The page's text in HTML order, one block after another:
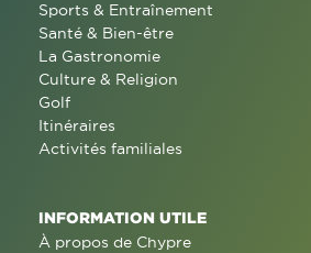
Sports & Entraînement
Santé & Bien-être
La Gastronomie
Culture & Religion
Golf
Itinéraires
Activités familiales
INFORMATION UTILE
À propos de Chypre